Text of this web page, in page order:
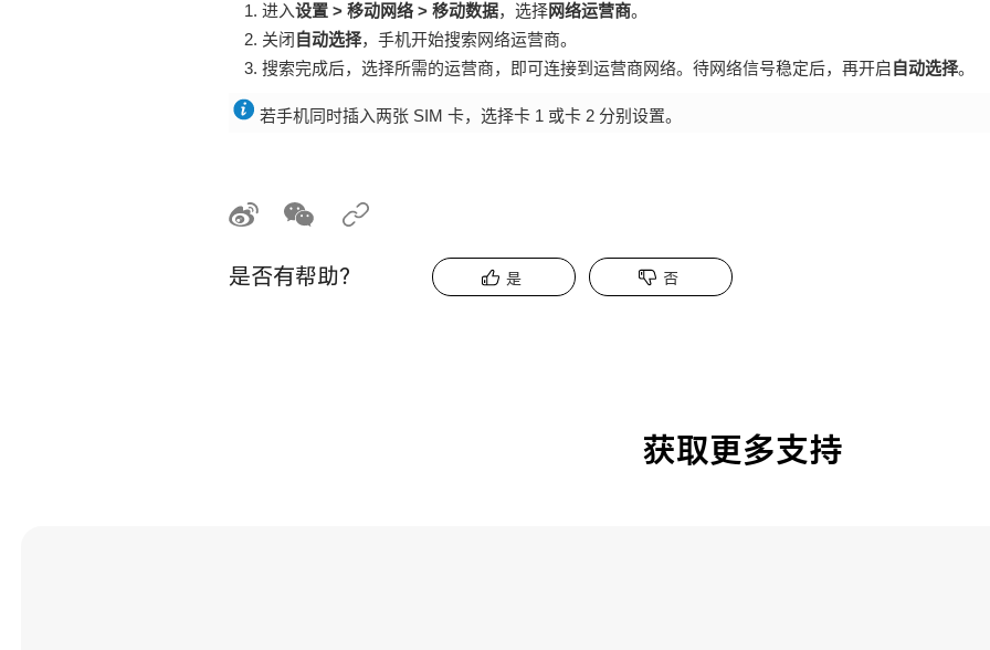
进入设置> 移动网络> 移动数据，选择网络运营商。
关闭 自动选择， 手机开始搜索网络运营商。
搜索完成后，选择所需的运营商，即可连接到运营商网络。待网络信号稳定后，再开启自动选择。
若手机同时插入两张 SIM 卡，选择卡 1 或卡 2 分别设置。
是否有帮助？ 是 否
获取更多支持